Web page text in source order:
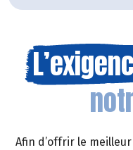
Afin d’offrir le